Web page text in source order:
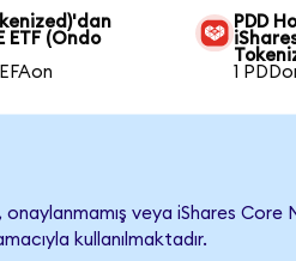
ETF (Ondo
PDD
1
veya iShares Core
kullanılmaktadır.